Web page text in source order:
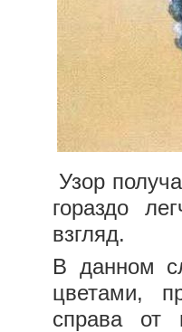
Узор
гораздо
взгляд.
В данном
цветами,
справа от